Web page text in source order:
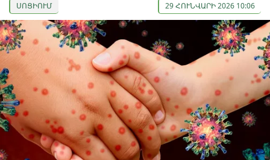
ՍՈՑԻՈՒՄ 29 ՀՈՒՆՎԱՐԻ 2026 10:06